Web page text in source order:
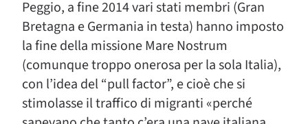
Peggio, a fine 2014 vari stati membri (Gran
Bretagna e Germania in testa) hanno imposto
la fine della missione Mare Nostrum
(comunque troppo onerosa per la sola Italia),
con l’idea del “pull factor”, e cioè che si
stimolasse il traffico di migranti «perché